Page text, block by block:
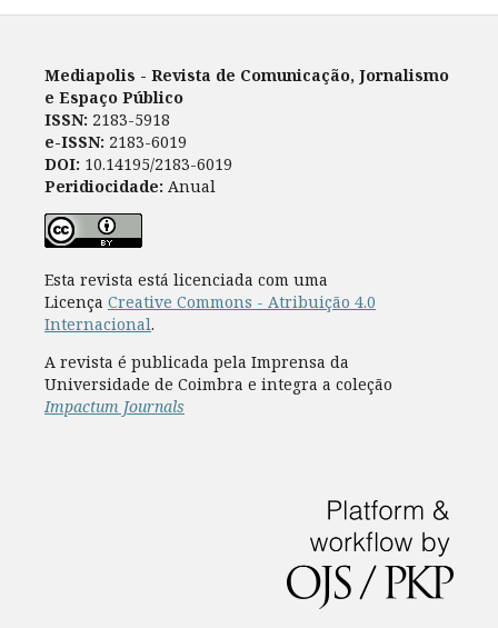
Mediapolis - Revista de Comunicação, Jornalismo
e Espaço Público
ISSN: 2183-5918
e-ISSN: 2183-6019
DOI: 10.14195/2183-6019
Peridiocidade: Anual
Esta revista está licenciada com uma
Licença Creative Commons - Atribuição 4.0
Internacional.
A revista é publicada pela Imprensa da
Universidade de Coimbra e integra a coleção
Impactum Journals